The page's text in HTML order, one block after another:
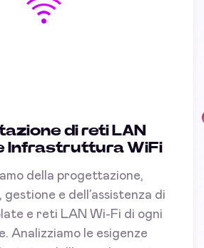
di reti LAN
Infrastruttura WiFi
della progettazione,
gestione e dell’assistenza di
e reti LAN Wi-Fi di ogni
Analizziamo le esigenze